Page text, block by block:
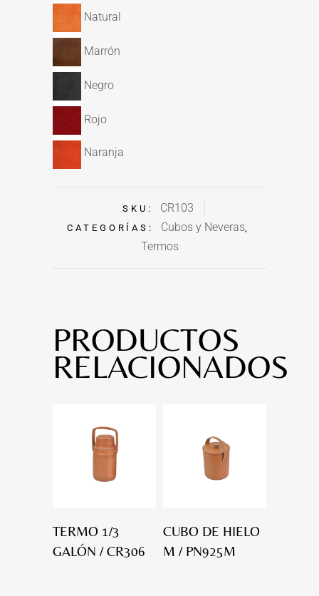
Natural
Marrón
Negro
Rojo
Naranja
SKU: CR103
CATEGORÍAS: Cubos y Neveras,
Termos
PRODUCTOS
RELACIONADOS
TERMO 1/3
GALÓN / CR306
CUBO DE HIELO
M / PN925M